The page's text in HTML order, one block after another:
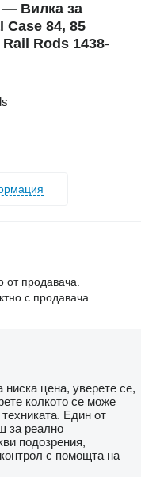
Вилка за
Case 84, 85
Rods 1438-
от продавача.
с продавача.
цена, уверете се,
колкото се може
Един от
за реално
подозрения,
с помощта на